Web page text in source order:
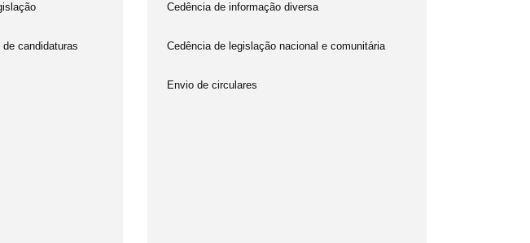
de candidaturas
Cedência de informação diversa
Cedência de legislação nacional e comunitária
Envio de circulares